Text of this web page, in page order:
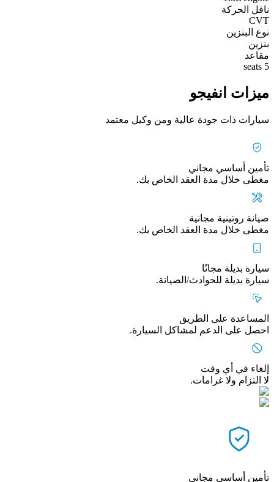
ناقل الحركة
CVT
نوع البنزين
بنزين
مقاعد
5 seats
ميزات انفيجو
سيارات ذات جودة عالية ومن وكيل معتمد
تأمين أساسي مجاني
مغطى خلال مدة العقد الخاص بك.
صيانة روتينية مجانية
مغطى خلال مدة العقد الخاص بك.
سيارة بديلة مجانًا
سيارة بديلة للحوادث/الصيانة.
المساعدة على الطريق
احصل على الدعم لمشاكل السيارة.
إلغاء في أي وقت
لا التزام ولا غرامات.
تأمين أساسي مجاني